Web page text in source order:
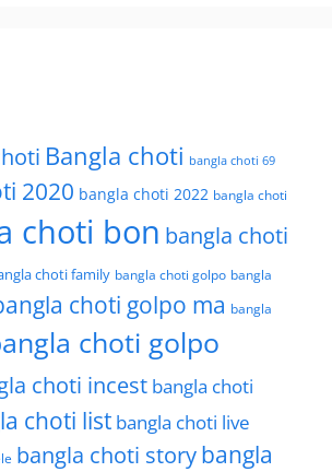
Bangla choti bangla choti 69
2020 bangla choti 2022 bangla choti
choti bon bangla choti
choti family bangla choti golpo bangla
choti golpo ma bangla
choti golpo
choti incest bangla choti
choti list bangla choti live
bangla choti storybangla